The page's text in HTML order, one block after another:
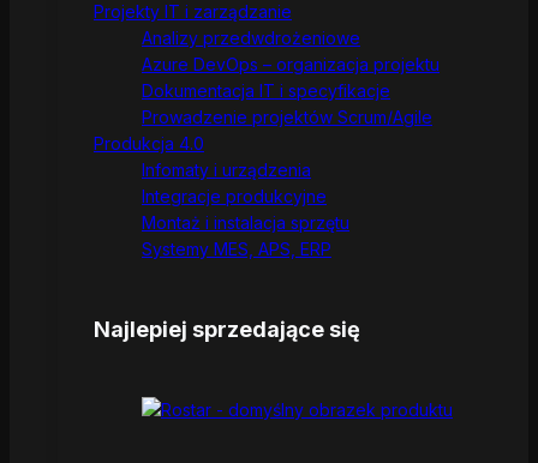
Projekty IT i zarządzanie
Analizy przedwdrożeniowe
Azure DevOps – organizacja projektu
Dokumentacja IT i specyfikacje
Prowadzenie projektów Scrum/Agile
Produkcja 4.0
Infomaty i urządzenia
Integracje produkcyjne
Montaż i instalacja sprzętu
Systemy MES, APS, ERP
Najlepiej sprzedające się